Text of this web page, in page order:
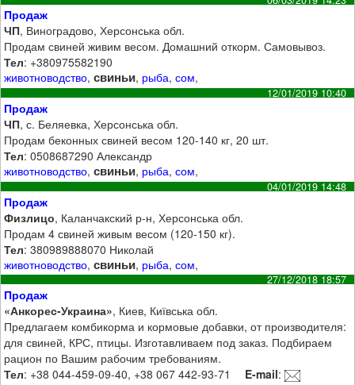
Продаж
ЧП, Виноградово, Херсонська обл.
Продам свиней живим весом. Домашний откорм. Самовывоз.
Тел: +380975582190
животноводство,свиньи, рыба,сом,
12/01/2019 10:40
Продаж
ЧП, с. Беляевка, Херсонська обл.
Продам беконных свиней весом 120-140 кг, 20 шт.
Тел: 0508687290 Александр
животноводство,свиньи, рыба,сом,
04/01/2019 14:48
Продаж
Физлицо, Каланчакский р-н, Херсонська обл.
Продам 4 свиней живым весом (120-150 кг).
Тел: 380989888070 Николай
животноводство,свиньи, рыба,сом,
27/12/2018 18:57
Продаж
«Анкорес-Украина», Киев, Київська обл.
Предлагаем комбикорма и кормовые добавки, от производителя:
для свиней, КРС, птицы. Изготавливаем под заказ. Подбираем
рацион по Вашим рабочим требованиям.
Тел: +38 044-459-09-40, +38 067 442-93-71 E-mail: